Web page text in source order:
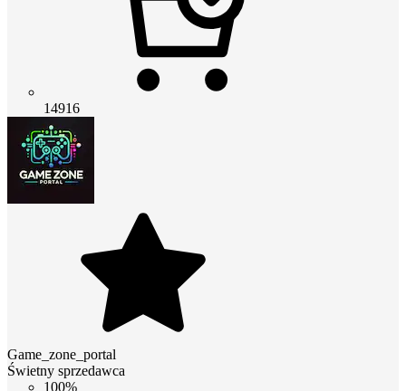
14916
Game_zone_portal
Świetny sprzedawca
100%